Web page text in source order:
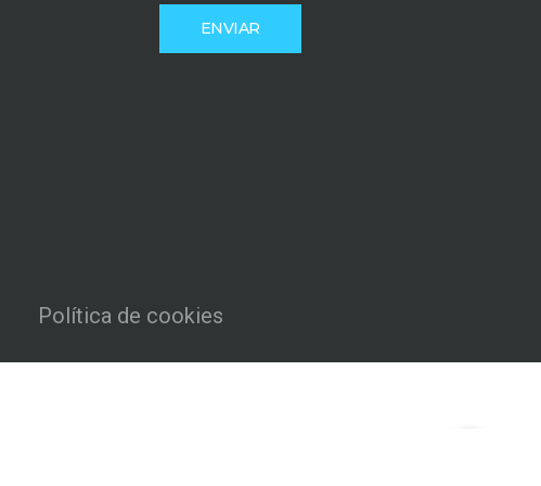
Política de cookies